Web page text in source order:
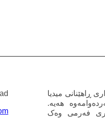
ڕاهێنانی میدیا
هەیە.
دامەزراوە و لە ساڵی 2018دا تۆماری فەرمی وەک